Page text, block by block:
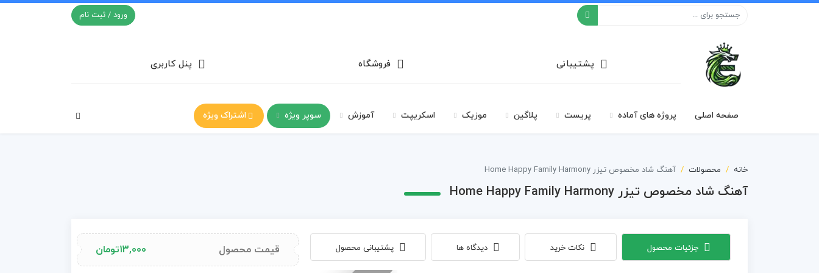
ورود / ثبت نام
پشتیبانی فروشگاه پنل کاربری
صفحه اصلی پروژه های آماده پریست پلاگین موزیک اسکریپت آموزش سوپر ویژه اشتراک ویژه
خانه محصولات آهنگ شاد مخصوص تیزر Home Happy Family Harmony
آهنگ شاد مخصوص تیزر Home Happy Family Harmony
جزئیات محصول نکات خرید دیدگاه ها پشتیبانی محصول قیمت محصول 13,000تومان